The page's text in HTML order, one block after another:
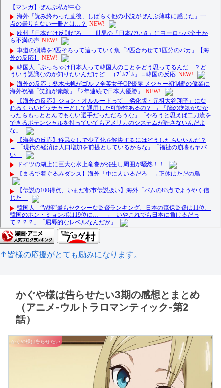
↑皆様の応援がとても励みになります。
かぐや様は告らせたい3期の感想とまとめ
（アニメ-ウルトラロマンティック-第2
話）
かぐや様は告らせたい